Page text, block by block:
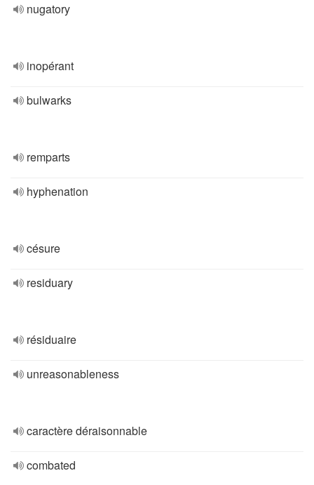
nugatory
inopérant
bulwarks
remparts
hyphenation
césure
residuary
résiduaire
unreasonableness
caractère déraisonnable
combated